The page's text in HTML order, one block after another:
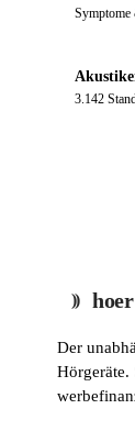
Symptome
3.142
Der
Hörgeräte.